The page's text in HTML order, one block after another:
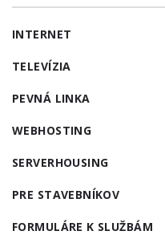
INTERNET
TELEVÍZIA
PEVNÁ LINKA
WEBHOSTING
SERVERHOUSING
PRE STAVEBNÍKOV
FORMULÁRE K SLUŽBÁM